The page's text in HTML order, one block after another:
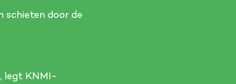
schieten door de
legt KNMI-